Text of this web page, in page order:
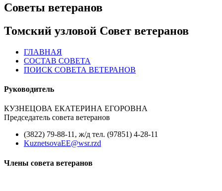
Советы ветеранов
Томский узловой Совет ветеранов
ГЛАВНАЯ
СОСТАВ СОВЕТА
ПОИСК СОВЕТА ВЕТЕРАНОВ
Руководитель
КУЗНЕЦОВА ЕКАТЕРИНА ЕГОРОВНА
Председатель совета ветеранов
(3822) 79-88-11, ж/д тел. (97851) 4-28-11
KuznetsovaEE@wsr.rzd
Члены совета ветеранов